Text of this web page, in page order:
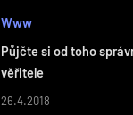
Www
Půjčte si od toho
věřitele
26.4.2018